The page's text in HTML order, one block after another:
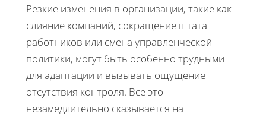
Резкие изменения в организации, такие как
слияние компаний, сокращение штата
работников или смена управленческой
политики, могут быть особенно трудными
для адаптации и вызывать ощущение
отсутствия контроля. Все это
незамедлительно сказывается на